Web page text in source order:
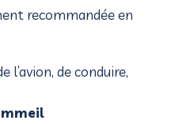
recommandée en
l’avion, de conduire,